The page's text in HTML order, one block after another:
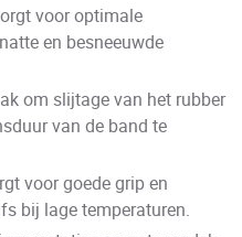
voor optimale
en besneeuwde
om slijtage van het rubber
van de band te
voor goede grip en
bij lage temperaturen.